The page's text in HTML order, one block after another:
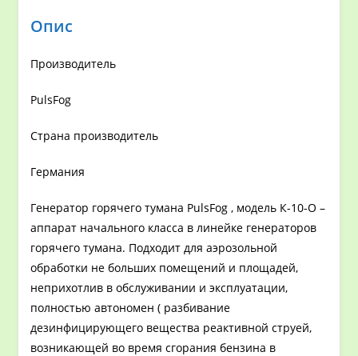
Опис
Производитель
PulsFog
Страна производитель
Германия
Генератор горячего тумана PulsFog , модель К-10-О –
аппарат начального класса в линейке генераторов
горячего тумана. Подходит для аэрозольной
обработки не больших помещений и площадей,
неприхотлив в обслуживании и эксплуатации,
полностью автономен ( разбивание
дезинфицирующего вещества реактивной струей,
возникающей во время сгорания бензина в